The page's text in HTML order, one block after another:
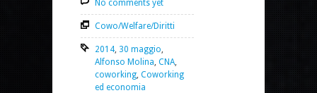
No comments yet
Cowo/Welfare/Diritti
2014, 30 maggio,
Alfonso Molina, CNA,
coworking, Coworking
ed economia